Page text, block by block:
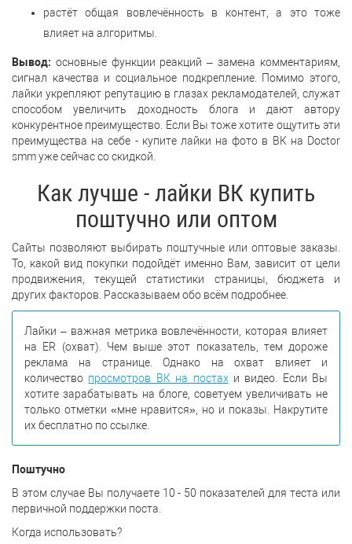
растёт общая вовлечённость в контент, а это тоже
влияет на алгоритмы.
Вывод: основные функции реакций – замена комментариям,
сигнал качества и социальное подкрепление. Помимо этого,
лайки укрепляют репутацию в глазах рекламодателей, служат
способом увеличить доходность блога и дают автору
конкурентное преимущество. Если Вы тоже хотите ощутить эти
преимущества на себе - купите лайки на фото в ВК на Doctor
smm уже сейчас со скидкой.
Как лучше - лайки ВК купить
поштучно или оптом
Сайты позволяют выбирать поштучные или оптовые заказы.
То, какой вид покупки подойдёт именно Вам, зависит от цели
продвижения, текущей статистики страницы, бюджета и
других факторов. Рассказываем обо всём подробнее.
Лайки – важная метрика вовлечённости, которая влияет
на ER (охват). Чем выше этот показатель, тем дороже
реклама на странице. Однако на охват влияет и
количество просмотров ВК на постахи видео. Если Вы
хотите зарабатывать на блоге, советуем увеличивать не
только отметки «мне нравится», но и показы. Накрутите
их бесплатно по ссылке.
Поштучно
В этом случае Вы получаете 10 - 50 показателей для теста или
первичной поддержки поста.
Когда использовать?